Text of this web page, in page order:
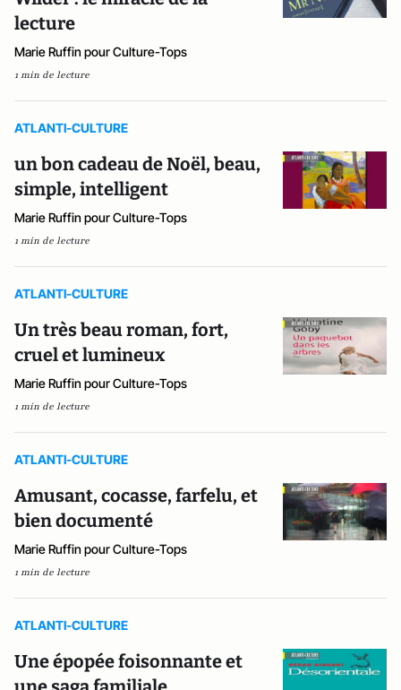
lecture
Marie Ruffin pour Culture-Tops
1 min de lecture
ATLANTI-CULTURE
un bon cadeau de Noël, beau,
simple, intelligent
Marie Ruffin pour Culture-Tops
1 min de lecture
ATLANTI-CULTURE
Un très beau roman, fort,
cruel et lumineux
Marie Ruffin pour Culture-Tops
1 min de lecture
ATLANTI-CULTURE
Amusant, cocasse, farfelu, et
bien documenté
Marie Ruffin pour Culture-Tops
1 min de lecture
ATLANTI-CULTURE
Une épopée foisonnante et